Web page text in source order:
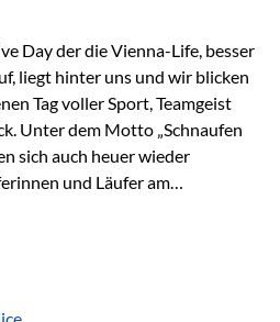
Value Investing
ein…
Day der die Vienna-Life, besser
liegt hinter uns und wir blicken
Tag voller Sport, Teamgeist
Unter dem Motto „Schnaufen
sich auch heuer wieder
und Läufer am
guten Zweck zu erbringen. Mit
Die anspruchsvolle